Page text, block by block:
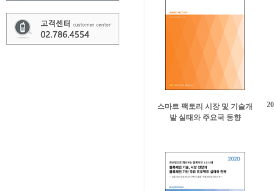
스마트 팩토리 시장 및 기술개
발 실태와 주요국 동향